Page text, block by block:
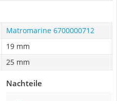
Matromarine 6700000712
19 mm
25 mm
Nachteile